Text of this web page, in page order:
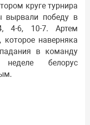
круге турнира
вырвали победу в
4-6, 10-7. Артем
наверняка
в команду
белорус